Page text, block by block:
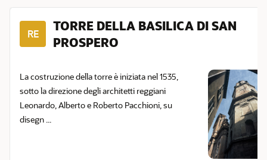
RE
TORRE DELLA BASILICA DI SAN
PROSPERO
La costruzione della torre è iniziata nel 1535,
sotto la direzione degli architetti reggiani
Leonardo, Alberto e Roberto Pacchioni, su
disegn ...